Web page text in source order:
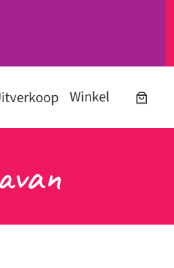
Winkel